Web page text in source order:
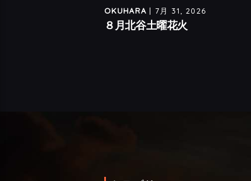
OKUHARA | 7月 31, 2026
８月北谷土曜花火